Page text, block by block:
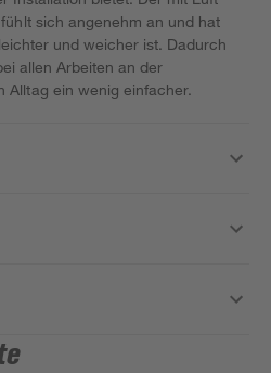
sich angenehm an und hat
und weicher ist. Dadurch
allen Arbeiten an der
Alltag ein wenig einfacher.